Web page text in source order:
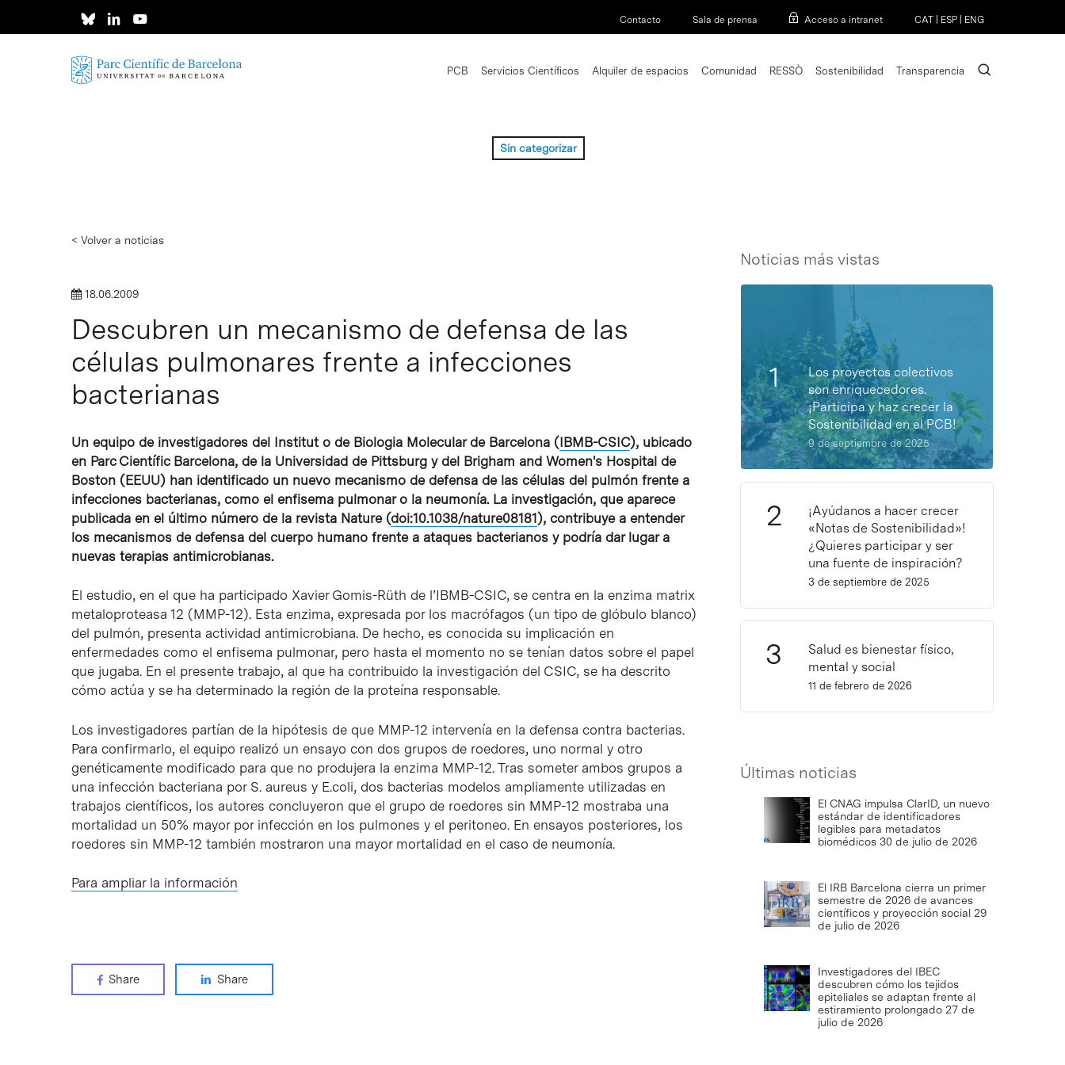
Contacto Sala de prensa Acceso a intranet CAT ESP ENG
Intro para buscar o ESC per cerrar
PCB Servicios Científicos Alquiler de espacios Comunidad RESSÒ Sostenibilidad Transparencia search
Sin categorizar
< Volver a noticias
18.06.2009
Descubren un mecanismo de defensa de las
células pulmonares frente a infecciones
bacterianas
Un equipo de investigadores del Institut o de Biologia Molecular de Barcelona (IBMB-CSIC), ubicado
en Parc Científic Barcelona, de la Universidad de Pittsburg y del Brigham and Women's Hospital de
Boston (EEUU) han identificado un nuevo mecanismo de defensa de las células del pulmón frente a
infecciones bacterianas, como el enfisema pulmonar o la neumonía. La investigación, que aparece
publicada en el último número de la revista Nature(doi:10.1038/nature08181), contribuye a entender
los mecanismos de defensa del cuerpo humano frente a ataques bacterianos y podría dar lugar a
nuevas terapias antimicrobianas.
El estudio, en el que ha participado Xavier Gomis-Rüth de l’IBMB-CSIC, se centra en la enzima matrix
metaloproteasa 12 (MMP-12). Esta enzima, expresada por los macrófagos (un tipo de glóbulo blanco)
del pulmón, presenta actividad antimicrobiana. De hecho, es conocida su implicación en
enfermedades como el enfisema pulmonar, pero hasta el momento no se tenían datos sobre el papel
que jugaba. En el presente trabajo, al que ha contribuido la investigación del CSIC, se ha descrito
cómo actúa y se ha determinado la región de la proteína responsable.
Los investigadores partían de la hipótesis de que MMP-12 intervenía en la defensa contra bacterias.
Para confirmarlo, el equipo realizó un ensayo con dos grupos de roedores, uno normal y otro
genéticamente modificado para que no produjera la enzima MMP-12. Tras someter ambos grupos a
una infección bacteriana por S. aureus y E.coli, dos bacterias modelos ampliamente utilizadas en
trabajos científicos, los autores concluyeron que el grupo de roedores sin MMP-12 mostraba una
mortalidad un 50% mayor por infección en los pulmones y el peritoneo. En ensayos posteriores, los
roedores sin MMP-12 también mostraron una mayor mortalidad en el caso de neumonía.
Para ampliar la información
Share Share
Noticias más vistas
Los proyectos colectivos
son enriquecedores.
¡Participa y haz crecer la
Sostenibilidad en el PCB!
9 de septiembre de 2025
¡Ayúdanos a hacer crecer
«Notas de Sostenibilidad»!
¿Quieres participar y ser
una fuente de inspiración?
3 de septiembre de 2025
Salud es bienestar físico,
mental y social
11 de febrero de 2026
Últimas noticias
El CNAG impulsa ClarID, un nuevo
estándar de identificadores
legibles para metadatos
biomédicos 30 de julio de 2026
El IRB Barcelona cierra un primer
semestre de 2026 de avances
científicos y proyección social 29
de julio de 2026
Investigadores del IBEC
descubren cómo los tejidos
epiteliales se adaptan frente al
estiramiento prolongado 27 de
julio de 2026